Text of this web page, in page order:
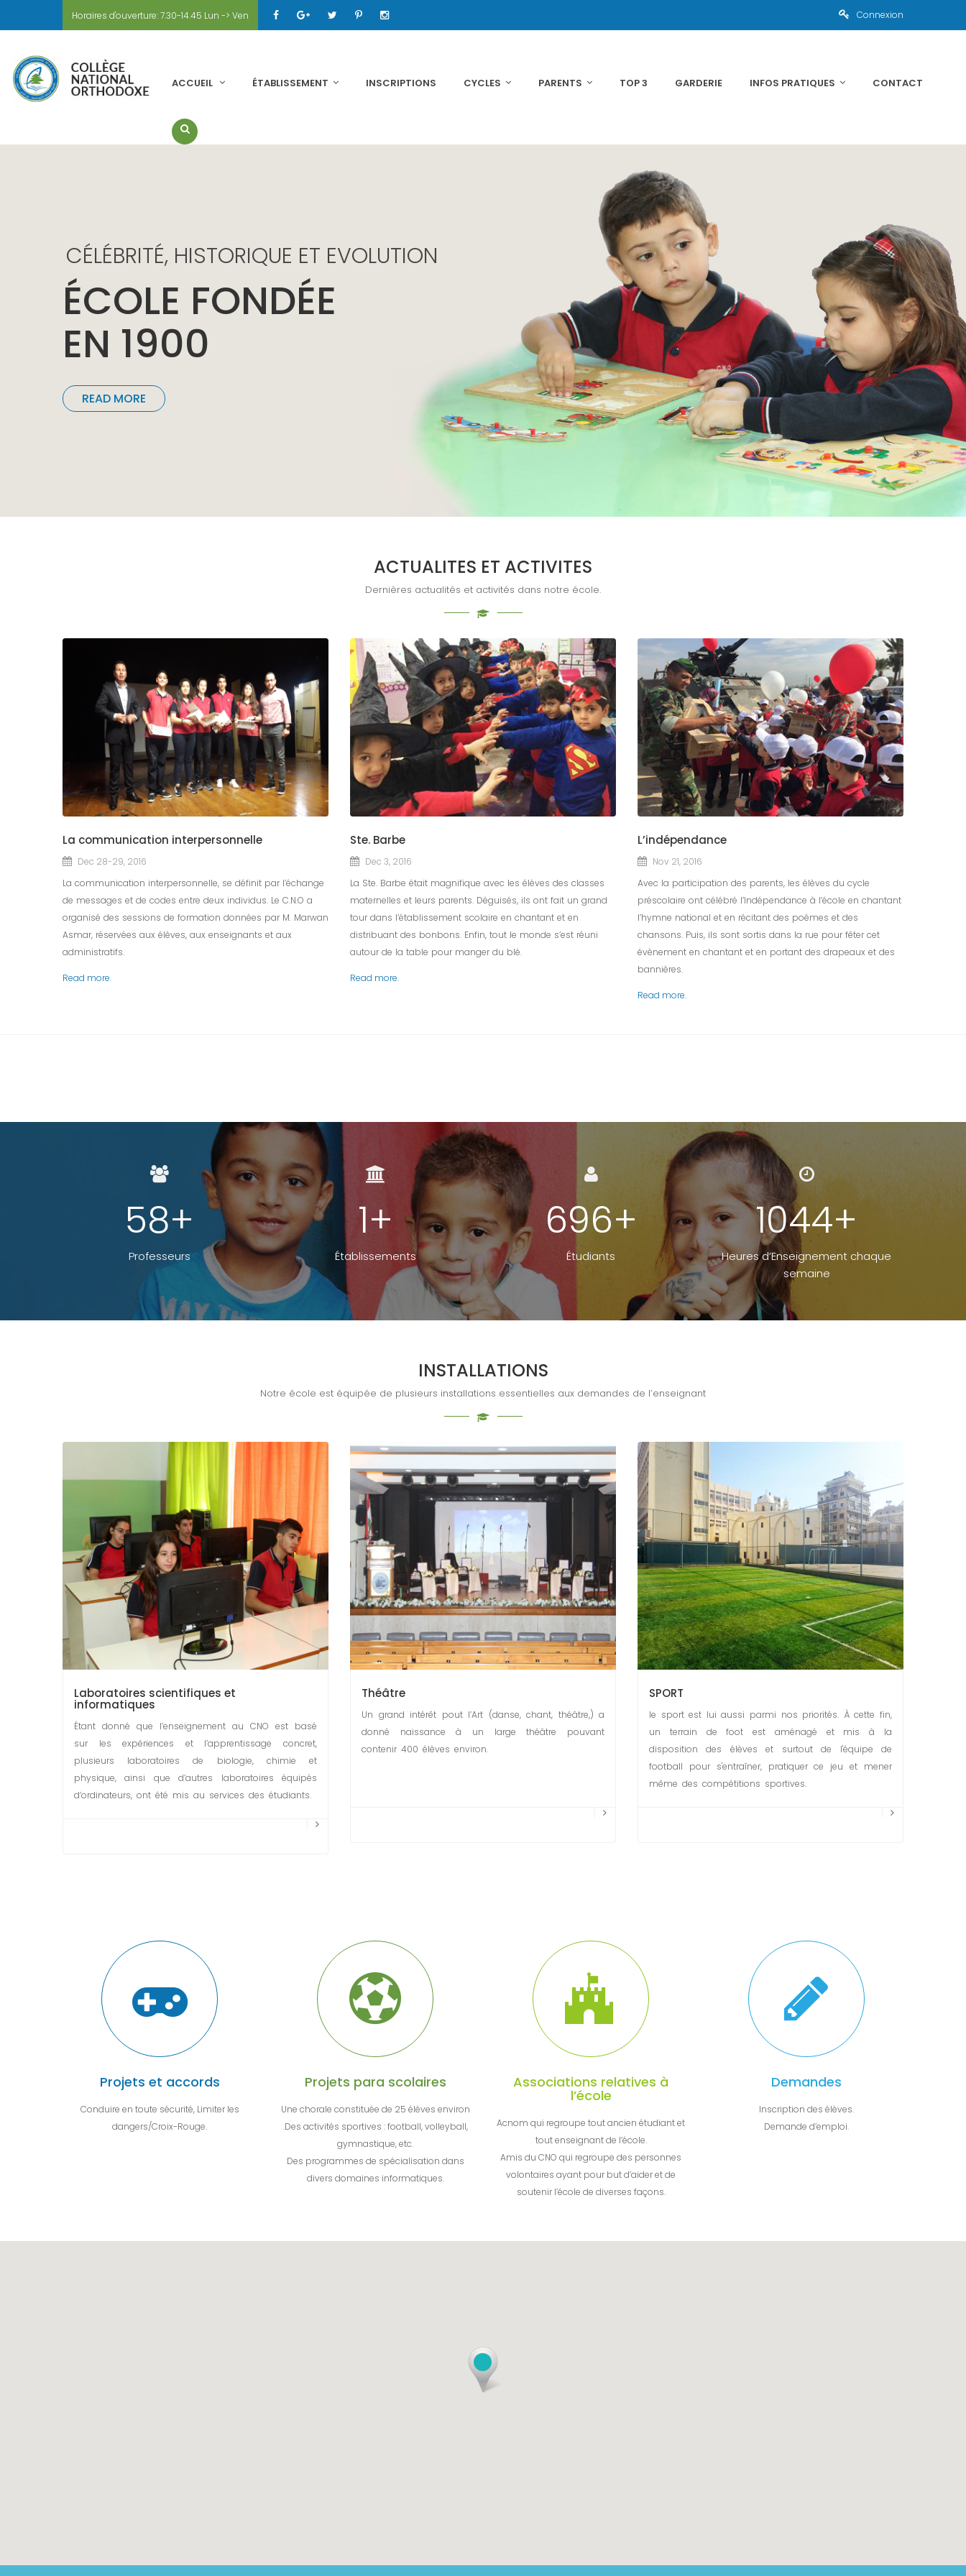
Horaires d'ouverture: 7.30-14.45 Lun -> Ven Connexion
ACCUEIL ÉTABLISSEMENT INSCRIPTIONS CYCLES PARENTS TOP 3 GARDERIE INFOS PRATIQUES CONTACT
CÉLÉBRITÉ, HISTORIQUE ET EVOLUTION
ÉCOLE FONDÉE
EN 1900
READ MORE
ACTUALITÉS ET ACTIVITÉS
Dernières actualités et activités dans notre école.
La communication interpersonnelle
Dec 28-29, 2016
La communication interpersonnelle, se définit par l’échange
de messages et de codes entre deux individus. Le C.N.O a
organisé des sessions de formation données par M. Marwan
Asmar, réservées aux élèves, aux enseignants et aux
administratifs.
Read more.
Ste. Barbe
Dec 3, 2016
La Ste. Barbe était magnifique avec les élèves des classes
maternelles et leurs parents. Déguisés, ils ont fait un grand
tour dans l’établissement scolaire en chantant et en
distribuant des bonbons. Enfin, tout le monde s’est réuni
autour de la table pour manger du blé.
Read more.
L’indépendance
Nov 21, 2016
Avec la participation des parents, les élèves du cycle
préscolaire ont célébré l’Indépendance à l’école en chantant
l’hymne national et en récitant des poèmes et des
chansons. Puis, ils sont sortis dans la rue pour fêter cet
évènement en chantant et en portant des drapeaux et des
bannières.
Read more.
87+
Professeurs
1+
Établissements
1048+
Étudiants
1573+
Heures d’Enseignement chaque
semaine
INSTALLATIONS
Notre école est équipée de plusieurs installations essentielles aux demandes de l’enseignant
Laboratoires scientifiques et
informatiques
Étant donné que l’enseignement au CNO est basé
sur les expériences et l’apprentissage concret,
plusieurs laboratoires de biologie, chimie et
physique, ainsi que d’autres laboratoires équipés
d’ordinateurs, ont été mis au services des étudiants.
Théâtre
Un grand intérêt pout l’Art (danse, chant, théâtre,) a
donné naissance à un large théâtre pouvant
contenir 400 élèves environ.
SPORT
le sport est lui aussi parmi nos priorités. À cette fin,
un terrain de foot est aménagé et mis à la
disposition des élèves et surtout de l'équipe de
football pour s'entraîner, pratiquer ce jeu et mener
même des compétitions sportives.
Projets et accords
Conduire en toute sécurité, Limiter les
dangers/Croix-Rouge.
Projets para scolaires
Une chorale constituée de 25 élèves environ
.Des activités sportives : football, volleyball,
gymnastique, etc.
Des programmes de spécialisation dans
divers domaines informatiques.
Associations relatives à
l’école
Acnom qui regroupe tout ancien étudiant et
tout enseignant de l’école.
Amis du CNO qui regroupe des personnes
volontaires ayant pour but d’aider et de
soutenir l’école de diverses façons.
Demandes
Inscription des élèves.
Demande d’emploi.